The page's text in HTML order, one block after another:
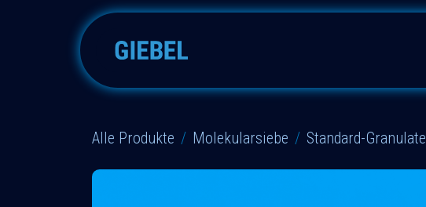
Zum Inhalt springen
Alle Produkte Molekularsiebe Standard-Granulate